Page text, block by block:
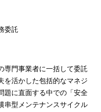
委託
専門事業者に一括して委託
を活かした包括的なマネジ
題に直面する中での「安全
串型メンテナンスサイクル